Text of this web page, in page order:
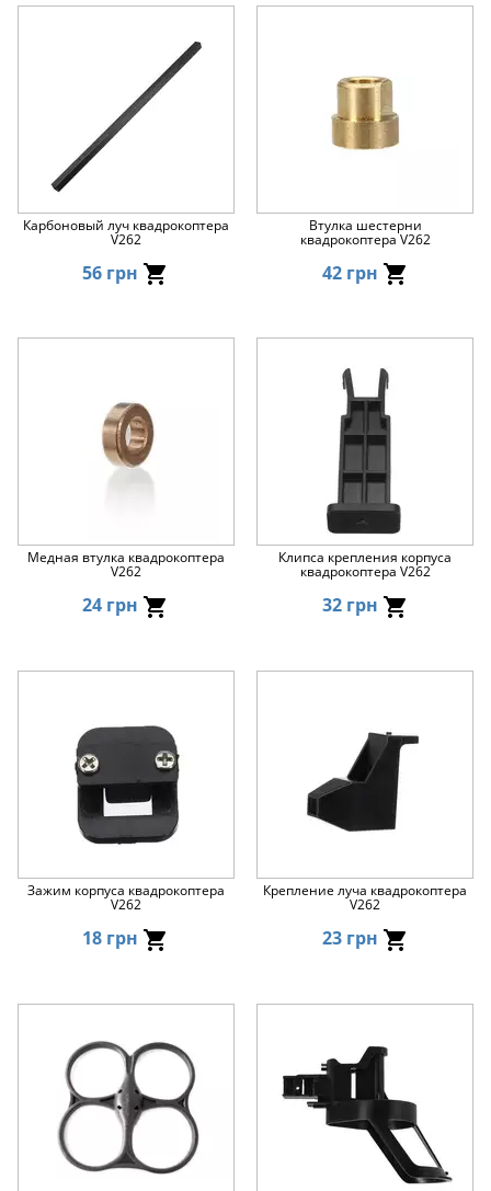
Карбоновый луч квадрокоптера
V262
56 грн
Втулка шестерни
квадрокоптера V262
42 грн
Медная втулка квадрокоптера
V262
24 грн
Клипса крепления корпуса
квадрокоптера V262
32 грн
Зажим корпуса квадрокоптера
V262
18 грн
Крепление луча квадрокоптера
V262
23 грн